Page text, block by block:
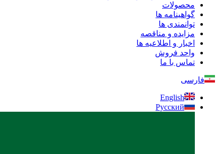
محصولات
گواهینامه ها
توانمندی ها
مزایده و مناقصه
اخبار و اطلاعیه ها
واحد فروش
تماس با ما
فارسی
English
Русский